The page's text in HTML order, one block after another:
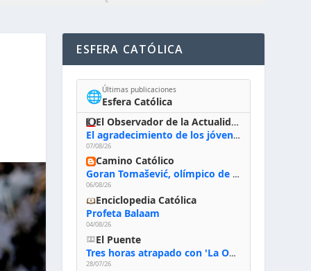
ESFERA CATÓLICA
🌐Últimas publicaciones
Esfera Católica
El Observador de la Actualidad
El agradecimiento de los jóvenes al Papa: «Hoy nos sentimos Iglesia»
07/08/26
Camino Católico
Goran Tomašević, olímpico de waterpolo: «Al terminar el Camino de Santiago entregué mi vida a Cristo; hablé con Dios y le dije: ‘Estoy listo; estoy a tu servicio. Puedo llevar lo que sea necesario para ti’»
06/08/26
Enciclopedia Católica
Profeta Balaam
04/08/26
El Puente
Tres horas atrapado con 'La Odisea' de Nolan
28/07/26